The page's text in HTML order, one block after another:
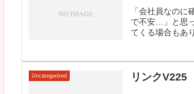
「会社員なの
で不安…」と思
てくる場合もあ
Uncategorized リンクV225